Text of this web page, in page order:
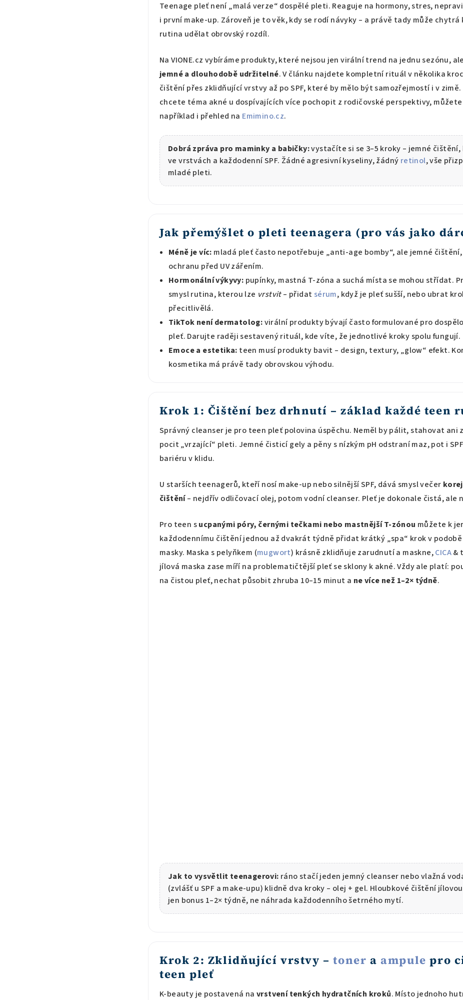
Teenage pleť není „malá verze“ dospělé pleti. Reaguje na hormony, stres,
i první make-up. Zároveň je to věk, kdy se rodí návyky – a právě tady může chytrá
rutina udělat obrovský rozdíl.
Na VIONE.cz vybíráme produkty, které nejsou jen virální trend na jednu sezónu,
jemné a dlouhodobě udržitelné. V článku najdete kompletní rituál v několika
čištění přes zklidňující vrstvy až po SPF, které by mělo být samozřejmostí i v zimě.
chcete téma akné u dospívajících více pochopit z rodičovské perspektivy,
například i přehled na Emimino.cz.
Dobrá zpráva pro maminky a babičky:vystačíte si se 3–5 kroky – jemné
ve vrstvách a každodenní SPF. Žádné agresivní kyseliny, žádný retinol, vše
mladé pleti.
Jak přemýšlet o pleti teenagera (pro vás jako
Méně je víc: mladá pleť často nepotřebuje „anti-age bomby“, ale jemné
ochranu před UV zářením.
Hormonální výkyvy: pupínky, mastná T-zóna a suchá místa se mohou střídat.
smysl rutina, kterou lze vrstvit– přidat sérum, když je pleť sušší, nebo ubrat
přecitlivělá.
TikTok není dermatolog:virální produkty bývají často formulované pro
pleť. Darujte raději sestavený rituál, kde víte, že jednotlivé kroky spolu fungují.
Emoce a estetika: teen musí produkty bavit – design, textury, „glow“ efekt.
kosmetika má právě tady obrovskou výhodu.
Krok 1: Čištění bez drhnutí – základ každé teen
Správný cleanser je pro teen pleť polovina úspěchu. Neměl by pálit, stahovat ani
pocit „vrzající“ pleti. Jemné čisticí gely a pěny s nízkým pH odstraní maz, pot i
bariéru v klidu.
U starších teenagerů, kteří nosí make-up nebo silnější SPF, dává smysl večer
čištění– nejdřív odličovací olej, potom vodní cleanser. Pleť je dokonale čistá, ale
Pro teen sucpanými póry, černými tečkami nebo mastnější T-zónou můžete k
každodennímu čištění jednou až dvakrát týdně přidat krátký „spa“ krok v
masky. Maska s pelyňkem (mugwort) krásně zklidňuje zarudnutí a maskne,CICA&
jílová maska zase míří na problematičtější pleť se sklony k akné. Vždy ale platí:
na čistou pleť, nechat působit zhruba 10–15 minut a ne více než 1–2× týdně.
Jak to vysvětlit teenagerovi: ráno stačí jeden jemný cleanser nebo vlažná
(zvlášť u SPF a make-upu) klidně dva kroky – olej + gel. Hloubkové čištění
jen bonus 1–2× týdně, ne náhrada každodenního šetrného mytí.
Krok 2: Zklidňující vrstvy –toner aampule pro
teen pleť
K-beauty je postavená na vrstvení tenkých hydratčních kroků. Místo jednoho